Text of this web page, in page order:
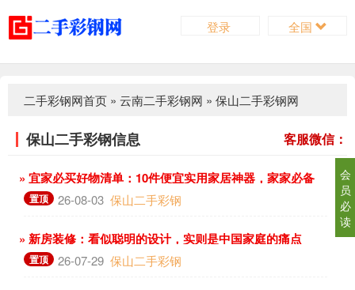
全国
登录
二手彩钢网首页 » 云南二手彩钢网 » 保山二手彩钢网
保山二手彩钢信息 客服微信：
» 宜家必买好物清单：10件便宜实用家居神器，家家必备
置顶 26-08-03 保山二手彩钢
» 新房装修：看似聪明的设计，实则是中国家庭的痛点
置顶 26-07-29 保山二手彩钢
会
员
必
读